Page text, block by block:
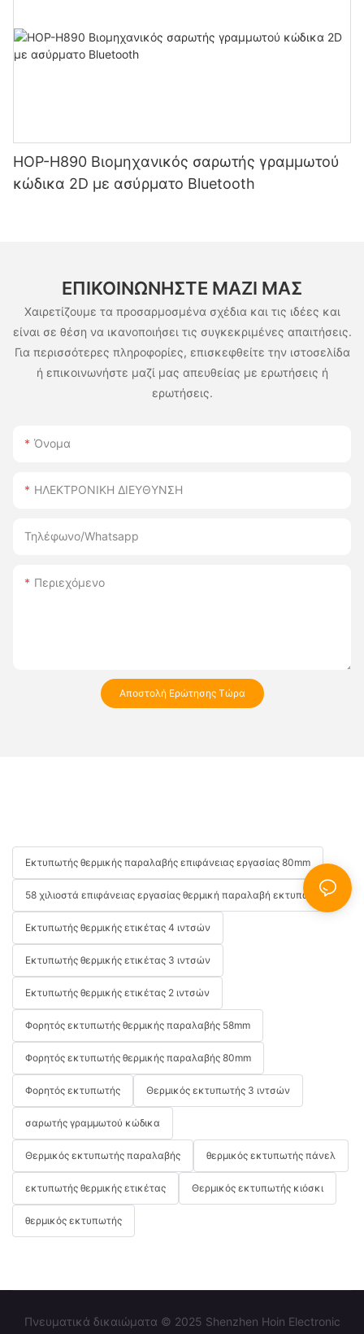
HOP-H890 Βιομηχανικός σαρωτής γραμμωτού
κώδικα 2D με ασύρματο Bluetooth
ΕΠΙΚΟΙΝΩΝΉΣΤΕ ΜΑΖΊ ΜΑΣ
Χαιρετίζουμε τα προσαρμοσμένα σχέδια και τις ιδέες και
είναι σε θέση να ικανοποιήσει τις συγκεκριμένες απαιτήσεις.
Για περισσότερες πληροφορίες, επισκεφθείτε την ιστοσελίδα
ή επικοινωνήστε μαζί μας απευθείας με ερωτήσεις ή
ερωτήσεις.
Όνομα
ΗΛΕΚΤΡΟΝΙΚΗ ΔΙΕΥΘΥΝΣΗ
Τηλέφωνο/whatsapp
Περιεχόμενο
Αποστολή Ερώτησης Τώρα
Εκτυπωτής θερμικής παραλαβής επιφάνειας εργασίας 80mm
58 χιλιοστά επιφάνειας εργασίας θερμική παραλαβή εκτυπωτή
Εκτυπωτής θερμικής ετικέτας 4 ιντσών
Εκτυπωτής θερμικής ετικέτας 3 ιντσών
Εκτυπωτής θερμικής ετικέτας 2 ιντσών
Φορητός εκτυπωτής θερμικής παραλαβής 58mm
Φορητός εκτυπωτής θερμικής παραλαβής 80mm
Φορητός εκτυπωτής Θερμικός εκτυπωτής 3 ιντσών
σαρωτής γραμμωτού κώδικα
Θερμικός εκτυπωτής παραλαβής θερμικός εκτυπωτής πάνελ
εκτυπωτής θερμικής ετικέτας Θερμικός εκτυπωτής κιόσκι
θερμικός εκτυπωτής
Πνευματικά δικαιώματα © 2025 Shenzhen Hoin Electronic